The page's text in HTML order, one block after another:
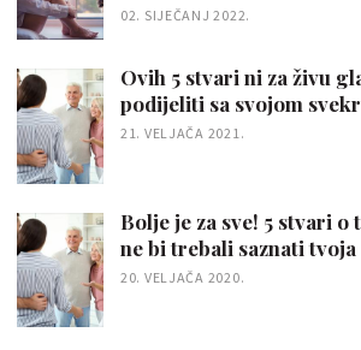
02. SIJEČANJ 2022.
Ovih 5 stvari ni za živu
podijeliti sa svojom
21. VELJAČA 2021.
Bolje je za sve! 5 stvari o
ne bi trebali saznati
20. VELJAČA 2020.